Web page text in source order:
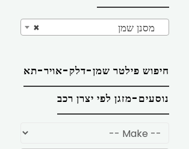
× מסנן שמן
חיפוש פילטר שמן-דלק-אויר-תא
נוסעים-מזגן לפי יצרן רכב